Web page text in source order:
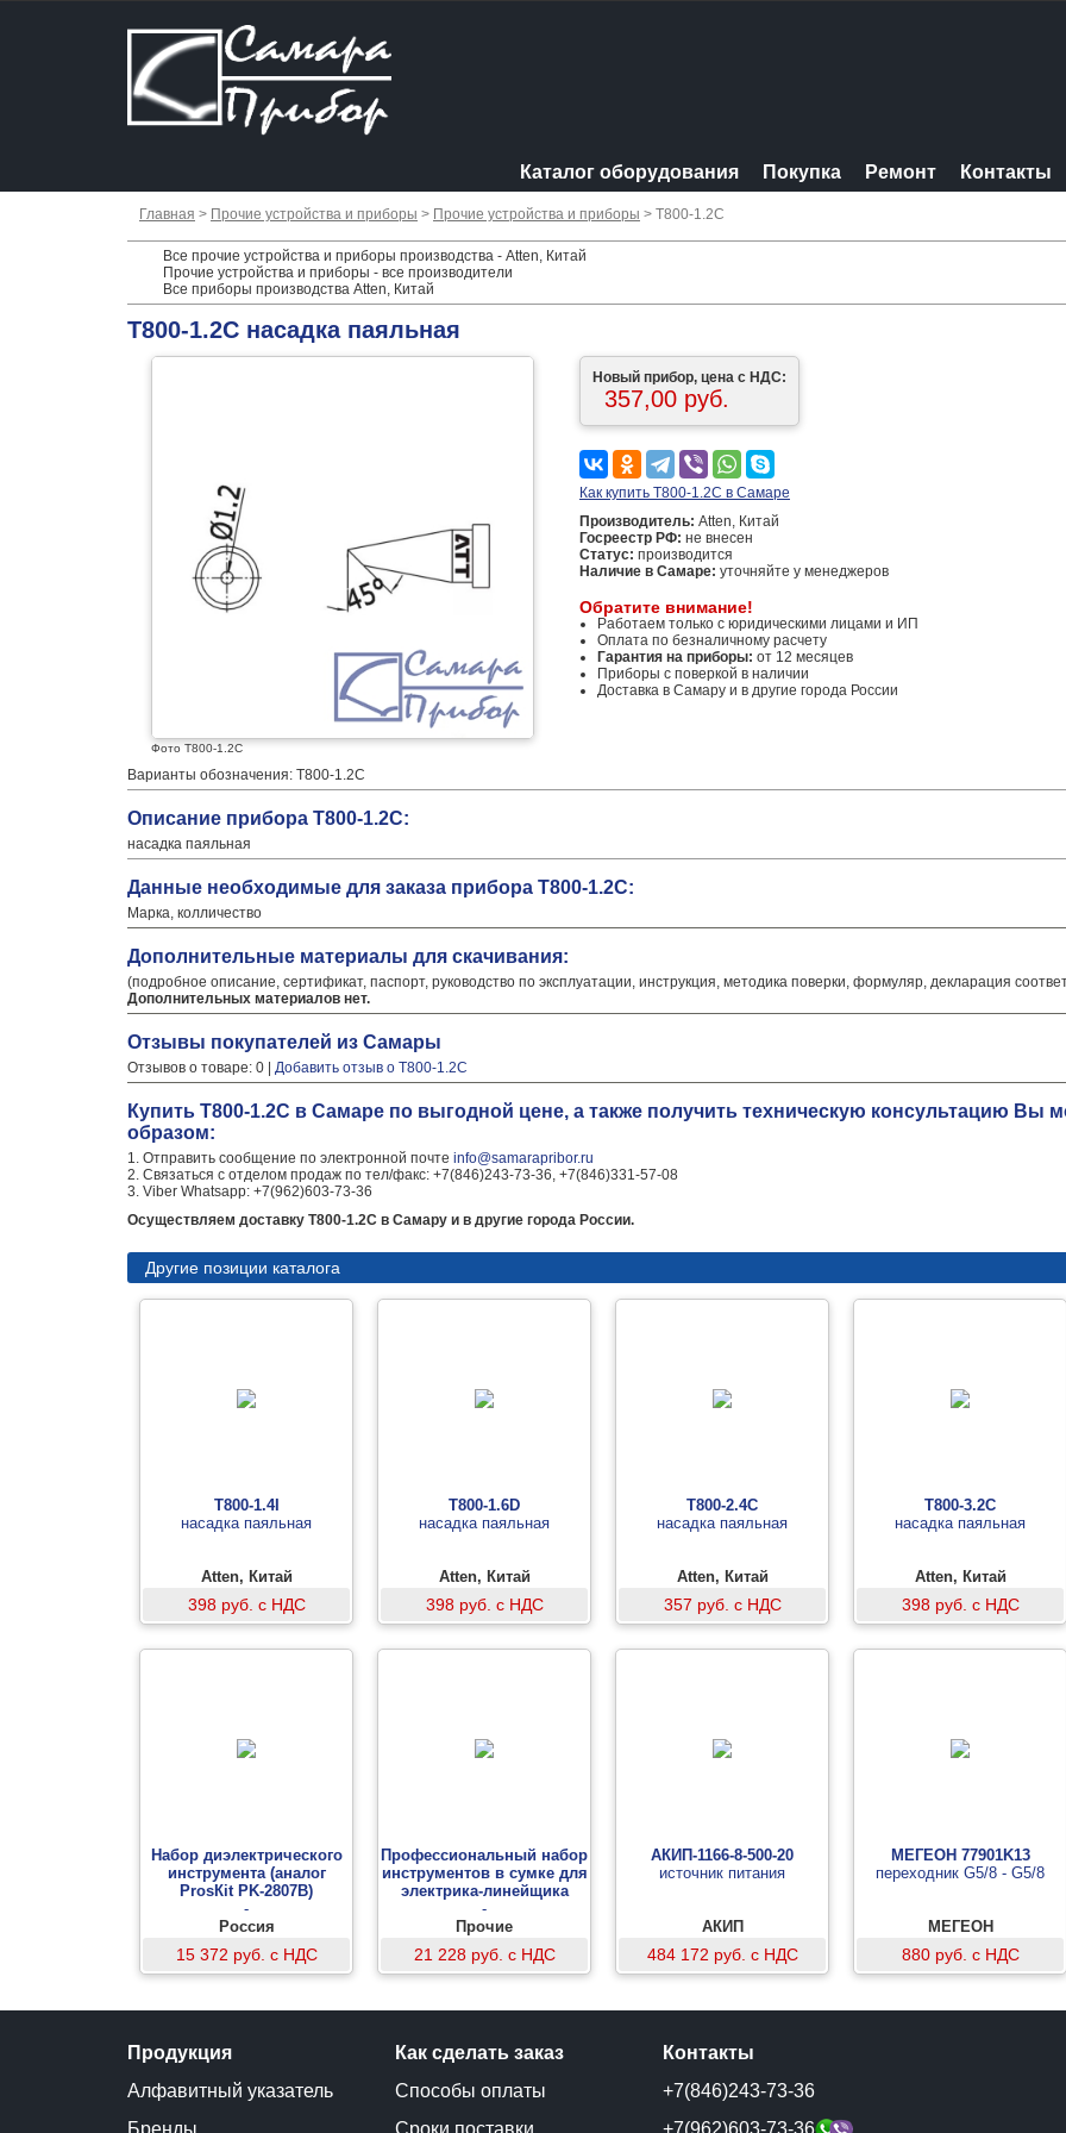
Каталог оборудования Покупка Ремонт Контакты
Главная > Прочие устройства и приборы > Прочие устройства и приборы > T800-1.2C
Все прочие устройства и приборы производства - Atten, Китай
Прочие устройства и приборы - все производители
Все приборы производства Atten, Китай
T800-1.2C насадка паяльная
Фото T800-1.2C
Новый прибор, цена с НДС:
357,00 руб.
Как купить T800-1.2C в Самаре
Производитель: Atten, Китай
Госреестр РФ: не внесен
Статус: производится
Наличие в Самаре: уточняйте у менеджеров
Обратите внимание!
Работаем только с юридическими лицами и ИП
Оплата по безналичному расчету
Гарантия на приборы: от 12 месяцев
Приборы с поверкой в наличии
Доставка в Самару и в другие города России
Варианты обозначения: T800-1.2C
Описание прибора T800-1.2C:
насадка паяльная
Данные необходимые для заказа прибора T800-1.2C:
Марка, колличество
Дополнительные материалы для скачивания:
(подробное описание, сертификат, паспорт, руководство по эксплуатации, инструкция, методика поверки, формуляр, декларация
Дополнительных материалов нет.
Отзывы покупателей из Самары
Отзывов о товаре: 0 | Добавить отзыв о T800-1.2C
Купить T800-1.2C в Самаре по выгодной цене, а также получить техническую консультацию Вы
образом:
1. Отправить сообщение по электронной почте info@samarapribor.ru
2. Связаться с отделом продаж по тел/факс: +7(846)243-73-36, +7(846)331-57-08
3. Viber Whatsapp: +7(962)603-73-36
Осуществляем доставку T800-1.2C в Самару и в другие города России.
Другие позиции каталога
T800-1.4I
насадка паяльная
Atten, Китай
398 руб. с НДС
T800-1.6D
насадка паяльная
Atten, Китай
398 руб. с НДС
T800-2.4C
насадка паяльная
Atten, Китай
357 руб. с НДС
T800-3.2C
насадка паяльная
Atten, Китай
398 руб. с НДС
Набор диэлектрического
инструмента (аналог
ProsКit PK-2807B)
-
Россия
15 372 руб. с НДС
Профессиональный набор
инструментов в сумке для
электрика-линейщика
-
Прочие
21 228 руб. с НДС
АКИП-1166-8-500-20
источник питания
АКИП
484 172 руб. с НДС
МЕГЕОН 77901K13
переходник G5/8 - G5/8
МЕГЕОН
880 руб. с НДС
Продукция
Алфавитный указатель
Бренды
Как сделать заказ
Способы оплаты
Сроки поставки
Контакты
+7(846)243-73-36
+7(962)603-73-36